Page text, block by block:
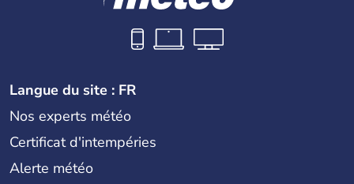
Langue du site : FR
Nos experts météo
Certificat d'intempéries
Alerte météo